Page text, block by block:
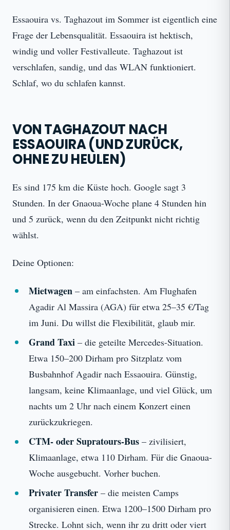
Essaouira vs. Taghazout im Sommer ist eigentlich eine
Frage der Lebensqualität. Essaouira ist hektisch,
windig und voller Festivalleute. Taghazout ist
verschlafen, sandig, und das WLAN funktioniert.
Schlaf, wo du schlafen kannst.
VON TAGHAZOUT NACH
ESSAOUIRA (UND ZURÜCK,
OHNE ZU HEULEN)
Es sind 175 km die Küste hoch. Google sagt 3
Stunden. In der Gnaoua-Woche plane 4 Stunden hin
und 5 zurück, wenn du den Zeitpunkt nicht richtig
wählst.
Deine Optionen:
Mietwagen – am einfachsten. Am Flughafen
Agadir Al Massira (AGA) für etwa 25–35 €/Tag
im Juni. Du willst die Flexibilität, glaub mir.
Grand Taxi – die geteilte Mercedes-Situation.
Etwa 150–200 Dirham pro Sitzplatz vom
Busbahnhof Agadir nach Essaouira. Günstig,
langsam, keine Klimaanlage, und viel Glück, um
nachts um 2 Uhr nach einem Konzert einen
zurückzukriegen.
CTM- oder Supratours-Bus – zivilisiert,
Klimaanlage, etwa 110 Dirham. Für die Gnaoua-
Woche ausgebucht. Vorher buchen.
Privater Transfer – die meisten Camps
organisieren einen. Etwa 1200–1500 Dirham pro
Strecke. Lohnt sich, wenn ihr zu dritt oder viert